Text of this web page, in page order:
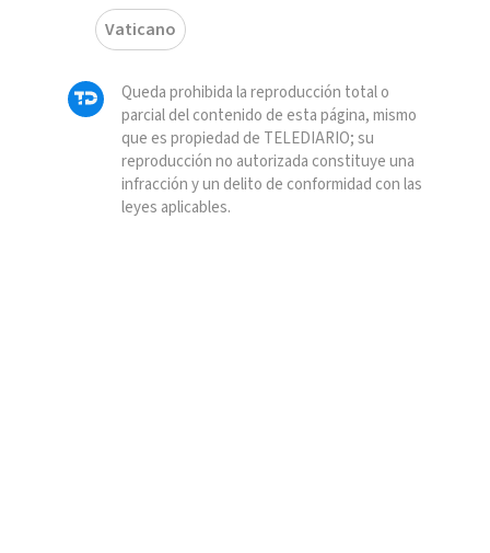
Vaticano
Queda prohibida la reproducción total o
parcial del contenido de esta página, mismo
que es propiedad de TELEDIARIO; su
reproducción no autorizada constituye una
infracción y un delito de conformidad con las
leyes aplicables.